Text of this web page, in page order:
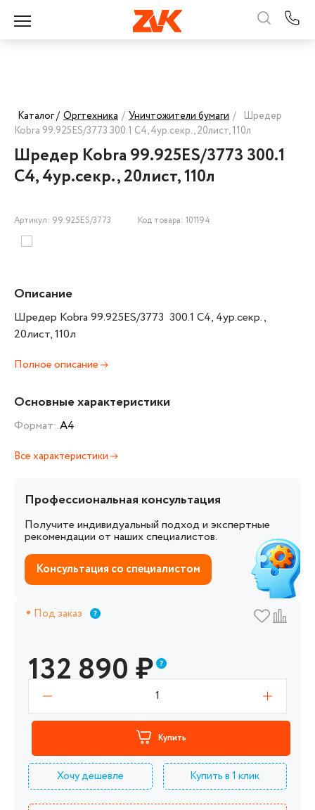
Каталог / Оргтехника / Уничтожители бумаги / Шредер
Kobra 99.925ES/3773 300.1 C4, 4ур.секр., 20лист, 110л
Шредер Kobra 99.925ES/3773 300.1
C4, 4ур.секр., 20лист, 110л
Артикул: 99.925ES/3773 Код товара: 101194
Описание
Шредер Kobra 99.925ES/3773 300.1 C4, 4ур.секр.,
20лист, 110л
Полное описание
Основные характеристики
Формат: А4
Все характеристики
Профессиональная консультация
Получите индивидуальный подход и экспертные
рекомендации от наших специалистов.
Консультация со специалистом
Под заказ
132 890₽
1
Купить
Хочу дешевле Купить в 1 клик